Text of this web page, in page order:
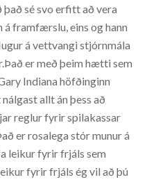
sé svo erfitt að vera
framfærslu, eins og hann
á vettvangi stjórnmála
er með þeim hætti sem
Indiana höfðinginn
allt án þess að
reglur fyrir spilakassar
er rosalega stór munur á
leikur fyrir frjáls sem
fyrir frjáls ég vil að þú